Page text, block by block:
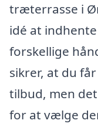
træterrasse i
idé at
forskellige
sikrer, at du
tilbud, men
for at vælge